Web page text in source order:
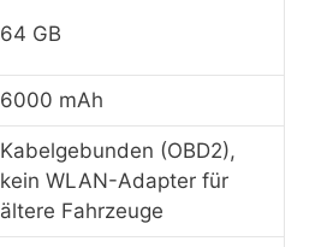
64 GB
6000 mAh
Kabelgebunden (OBD2),
kein WLAN-Adapter für
ältere Fahrzeuge